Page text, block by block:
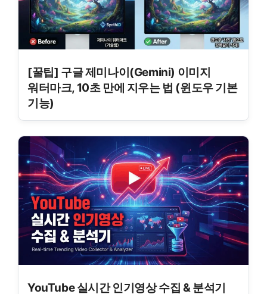
[꿀팁] 구글 제미나이(Gemini) 이미지
워터마크, 10초 만에 지우는 법 (윈도우 기본
기능)
YouTube 실시간 인기영상 수집 & 분석기